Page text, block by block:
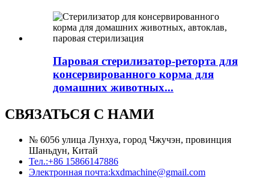
Паровая стерилизатор-реторта для
консервированного корма для
домашних животных...
СВЯЗАТЬСЯ С НАМИ
№ 6056 улица Лунхуа, город Чжучэн, провинция
Шаньдун, Китай
Тел.:+86 15866147886
Электронная почта:kxdmachine@gmail.com